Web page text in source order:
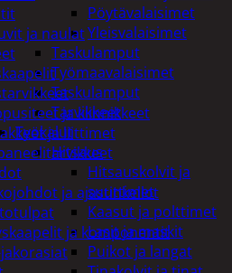
Pöytävalaisimet
Yleisvalaisimet
Taskulamput
Työmaavalaisimet
Taskulamput
Tarvikkeet
Työkalut
Hitsaus
Hitsauskolvit ja
suuttimet
Kaasut ja polttimet
Lasit ja maskit
Puikot ja langat
ja naulat
ja kiinnikkeet
ja liittimet
ja ajastinkellot
ja komponentit